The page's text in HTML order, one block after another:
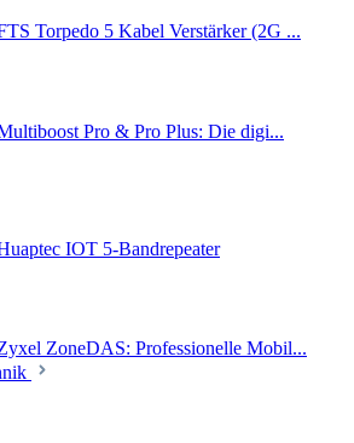
Torpedo 5 Kabel Verstärker (2G ...
Pro & Pro Plus: Die digi...
IOT 5-Bandrepeater
ZoneDAS: Professionelle Mobil...